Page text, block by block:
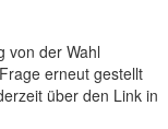
von der Wahl
erneut gestellt
über den Link in